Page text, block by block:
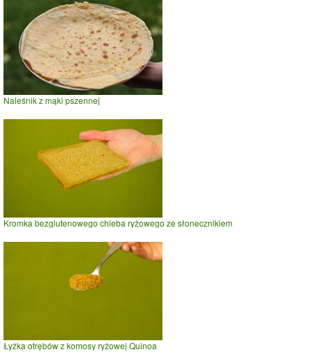
Naleśnik z mąki pszennej
Kromka bezglutenowego chleba ryżowego ze słonecznikiem
Łyżka otrębów z komosy ryżowej Quinoa